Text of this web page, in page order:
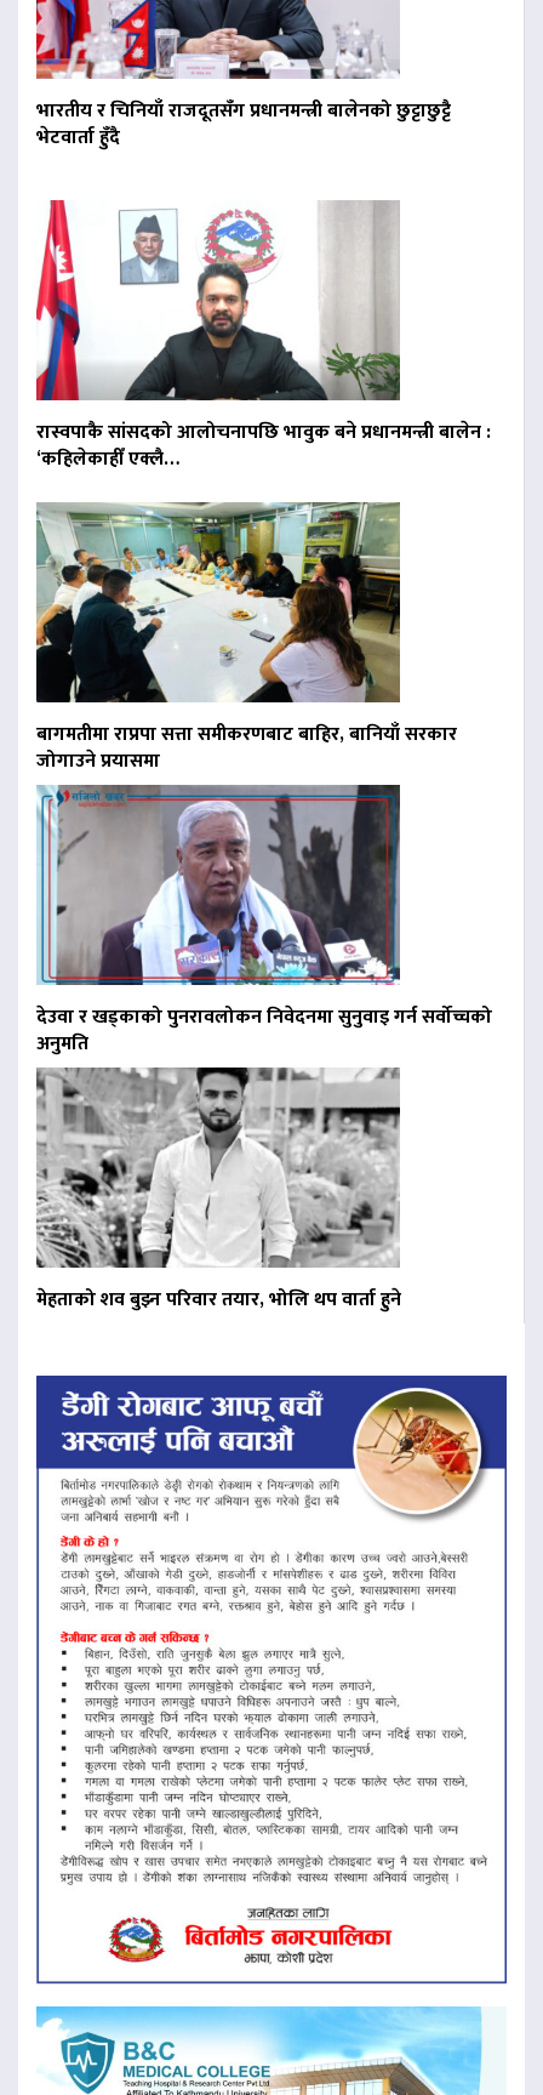
भारतीय र चिनियाँ राजदूतसँग प्रधानमन्त्री बालेनको छुट्टाछुट्टै
भेटवार्ता हुँदै
रास्वपाकै सांसदको आलोचनापछि भावुक बने प्रधानमन्त्री बालेन :
‘कहिलेकाहीँ एक्लै…
बागमतीमा राप्रपा सत्ता समीकरणबाट बाहिर, बानियाँ सरकार
जोगाउने प्रयासमा
देउवा र खड्काको पुनरावलोकन निवेदनमा सुनुवाइ गर्न सर्वोच्चको
अनुमति
मेहताको शव बुझ्न परिवार तयार, भोलि थप वार्ता हुने